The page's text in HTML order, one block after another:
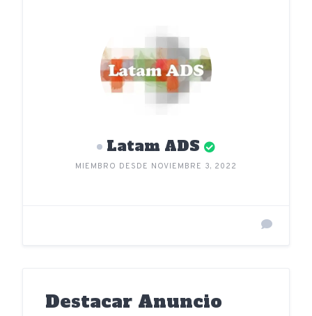
Latam ADS
MIEMBRO DESDE NOVIEMBRE 3, 2022
Destacar Anuncio